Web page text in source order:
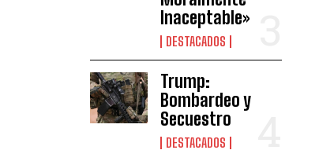
Inaceptable»
DESTACADOS
Trump:
Bombardeo y
Secuestro
DESTACADOS